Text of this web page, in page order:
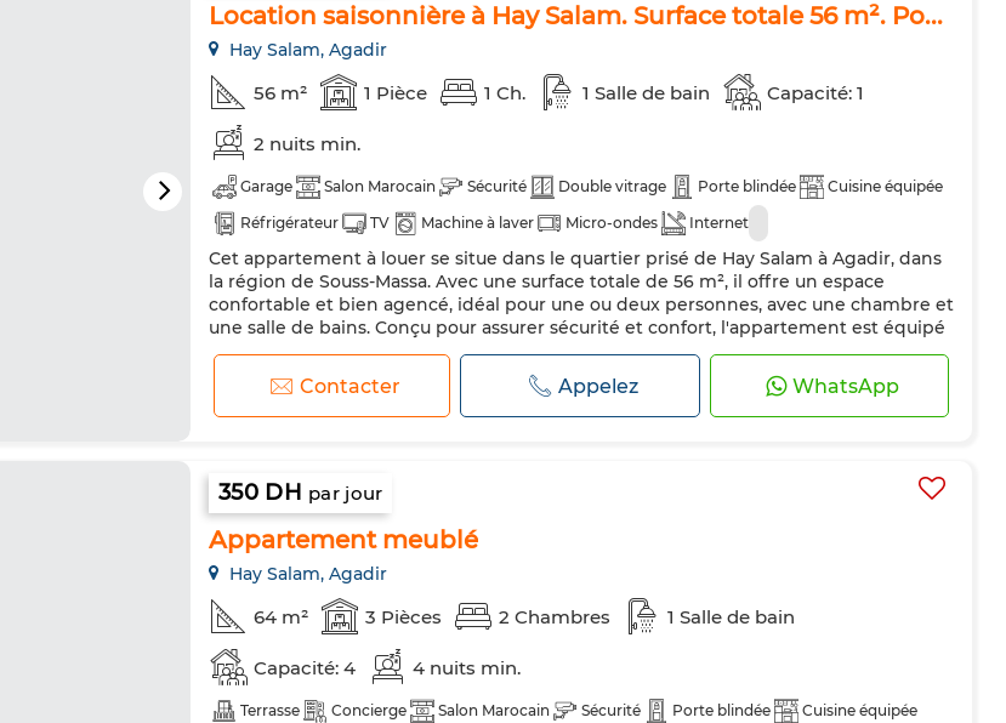
Location saisonnière à Hay Salam. Surface totale 56 m². Po...
Hay Salam, Agadir
56 m² 1 Pièce 1 Ch. 1 Salle de bain Capacité: 1
2 nuits min.
Garage Salon Marocain Sécurité Double vitrage Porte blindée
Cuisine équipée
Réfrigérateur
TV Machine à laver Micro-ondes Internet
Cet appartement à louer se situe dans le quartier prisé de Hay Salam à Agadir, dans
la région de Souss-Massa. Avec une surface totale de 56 m², il offre un espace
confortable et bien agencé, idéal pour une ou deux personnes, avec une chambre et
une salle de bains. Conçu pour assurer sécurité et confort, l'appartement est équipé
d'une porte blindée et de fenêtres à double vitrage. Le salon marocain, spacieux, est
décoré de façon distinguée. La cui...
Contacter Appelez WhatsApp
350 DH par jour
Appartement meublé
Hay Salam, Agadir
64 m² 3 Pièces 2 Chambres 1 Salle de bain
Capacité: 4 4 nuits min.
Terrasse Concierge Salon Marocain Sécurité Porte blindée
Cuisine équipée